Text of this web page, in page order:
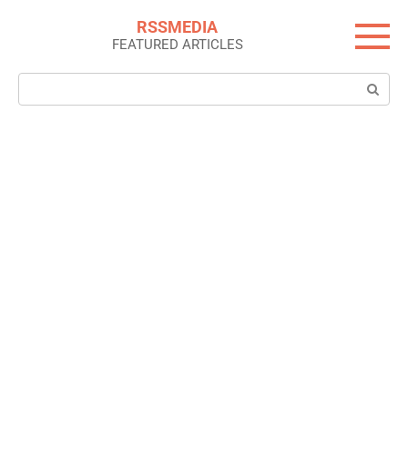
RSSMEDIA
FEATURED ARTICLES
Search: